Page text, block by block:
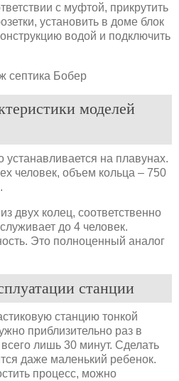
с муфтой, прикрутить
установить в доме блок
водой и подключить
моделей
на плавунах.
человек, объем кольца – 750
двух колец, соответственно
до 4 человек.
Это полноценный аналог
станции
станцию тонкой
приблизительно раз в
лишь 30 минут. Сделать
даже маленький ребенок.
процесс, можно